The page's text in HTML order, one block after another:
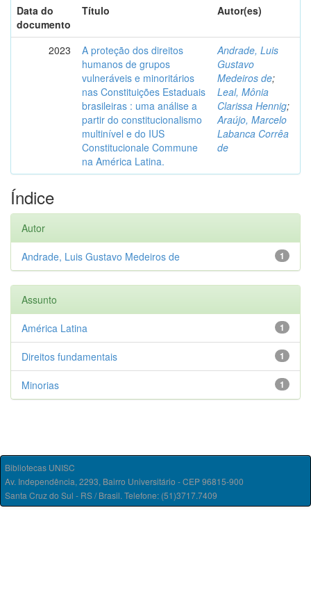
Data do
documento
Título Autor(es)
2023
A proteção dos direitos
humanos de grupos
vulneráveis e minoritários
nas Constituições Estaduais
brasileiras : uma análise a
partir do constitucionalismo
multinível e do IUS
Constitucionale Commune
na América Latina.
Andrade, Luis
Gustavo
Medeiros de;
Leal, Mônia
Clarissa Hennig;
Araújo, Marcelo
Labanca Corrêa
de
Índice
Autor
1
Andrade, Luis Gustavo Medeiros de
Assunto
1
América Latina
1
Direitos fundamentais
1
Minorias
Bibliotecas UNISC
Av. Independência, 2293, Bairro Universitário - CEP 96815-900
Santa Cruz do Sul - RS / Brasil. Telefone: (51)3717.7409